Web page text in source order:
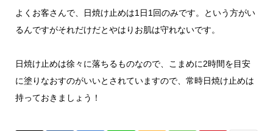
よくお客さんで、日焼け止めは1日1回のみです。という方がい
るんですがそれだけだとやはりお肌は守れないです。
日焼け止めは徐々に落ちるものなので、こまめに2時間を目安
に塗りなおすのがいいとされていますので、常時日焼け止めは
持っておきましょう！